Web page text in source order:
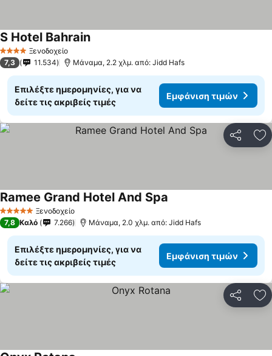
4 ΑστέριαΞενοδοχείο
S Hotel BahrainΕμφάνιση τιμών
7,3 11.534 Μάναμα, 2.2 χλμ. από: Jidd Hafs
Επιλέξτε ημερομηνίες, για να
δείτε τις ακριβείς τιμές
Εμφάνιση τιμών
5 Αστέρια Ξενοδοχείο
Ramee Grand Hotel And Spa
7,8 Καλό 7.266 Μάναμα, 2.0 χλμ. από: Jidd Hafs
Επιλέξτε ημερομηνίες, για να
δείτε τις ακριβείς τιμές
Εμφάνιση τιμών